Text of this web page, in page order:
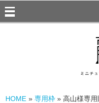
HOME »専用枠 » 高山様専